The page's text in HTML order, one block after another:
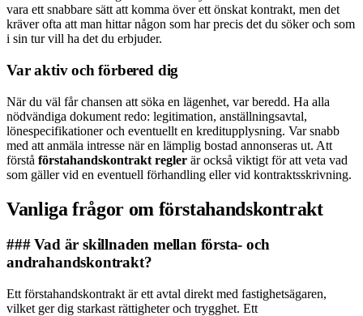
vara ett snabbare sätt att komma över ett önskat kontrakt, men det
kräver ofta att man hittar någon som har precis det du söker och som
i sin tur vill ha det du erbjuder.
Var aktiv och förbered dig
När du väl får chansen att söka en lägenhet, var beredd. Ha alla
nödvändiga dokument redo: legitimation, anställningsavtal,
lönespecifikationer och eventuellt en kreditupplysning. Var snabb
med att anmäla intresse när en lämplig bostad annonseras ut. Att
förstå förstahandskontrakt regler är också viktigt för att veta vad
som gäller vid en eventuell förhandling eller vid kontraktsskrivning.
Vanliga frågor om förstahandskontrakt
### Vad är skillnaden mellan första- och
andrahandskontrakt?
Ett förstahandskontrakt är ett avtal direkt med fastighetsägaren,
vilket ger dig starkast rättigheter och trygghet. Ett